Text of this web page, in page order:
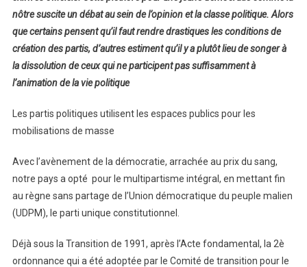
nôtre suscite un débat au sein de l’opinion et la classe politique. Alors
que certains pensent qu’il faut rendre drastiques les conditions de
création des partis, d’autres estiment qu’il y a plutôt lieu de songer à
la dissolution de ceux qui ne participent pas suffisamment à
l’animation de la vie politique
Les partis politiques utilisent les espaces publics pour les
mobilisations de masse
Avec l’avènement de la démocratie, arrachée au prix du sang,
notre pays a opté pour le multipartisme intégral, en mettant fin
au règne sans partage de l’Union démocratique du peuple malien
(UDPM), le parti unique constitutionnel.
Déjà sous la Transition de 1991, après l’Acte fondamental, la 2è
ordonnance qui a été adoptée par le Comité de transition pour le